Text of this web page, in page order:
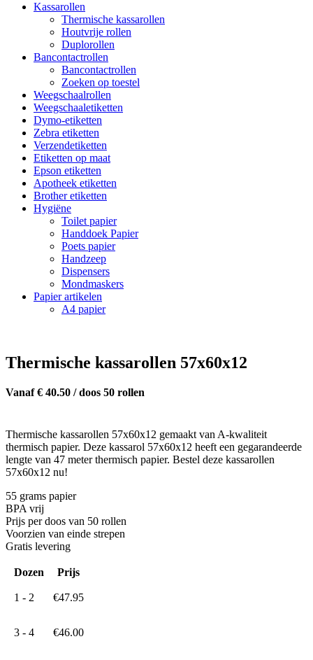
Kassarollen
Thermische kassarollen
Houtvrije rollen
Duplorollen
Bancontactrollen
Bancontactrollen
Zoeken op toestel
Weegschaalrollen
Weegschaaletiketten
Dymo-etiketten
Zebra etiketten
Verzendetiketten
Etiketten op maat
Epson etiketten
Apotheek etiketten
Brother etiketten
Hygiëne
Toilet papier
Handdoek Papier
Poets papier
Handzeep
Dispensers
Mondmaskers
Papier artikelen
A4 papier
Thermische kassarollen 57x60x12
Vanaf € 40.50 / doos 50 rollen
Thermische kassarollen 57x60x12 gemaakt van A-kwaliteit
thermisch papier. Deze kassarol 57x60x12 heeft een gegarandeerde
lengte van 47 meter thermisch papier. Bestel deze kassarollen
57x60x12 nu!
55 grams papier
BPA vrij
Prijs per doos van 50 rollen
Voorzien van einde strepen
Gratis levering
Dozen Prijs
1 - 2 €47.95
3 - 4 €46.00